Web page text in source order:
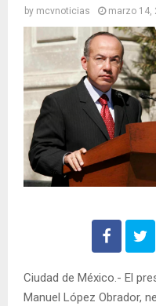
by mcvnoticias marzo 14,
Ciudad de México.- El
Manuel López Obrador,